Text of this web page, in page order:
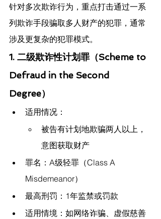
针对多次欺诈行为，重点打击通过一系
列欺诈手段骗取多人财产的犯罪，通常
涉及更复杂的犯罪模式。
1. 二级欺诈性计划罪（Scheme to
Defraud in the Second
Degree）
适用情况：
被告有计划地欺骗两人以上，
意图获取财产
罪名：A级轻罪（Class A
Misdemeanor）
最高刑罚：1年监禁或罚款
适用情境：如网络诈骗、虚假慈善